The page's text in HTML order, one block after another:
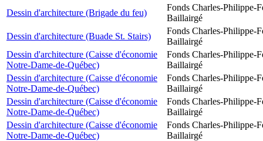
Dessin d'architecture (Brigade du feu)
Fonds Charles-Philippe-
Baillairgé
Dessin d'architecture (Buade St. Stairs)
Fonds Charles-Philippe-
Baillairgé
Dessin d'architecture (Caisse d'économie
Notre-Dame-de-Québec)
Fonds Charles-Philippe-
Baillairgé
Dessin d'architecture (Caisse d'économie
Notre-Dame-de-Québec)
Fonds Charles-Philippe-
Baillairgé
Dessin d'architecture (Caisse d'économie
Notre-Dame-de-Québec)
Fonds Charles-Philippe-
Baillairgé
Dessin d'architecture (Caisse d'économie
Notre-Dame-de-Québec)
Fonds Charles-Philippe-
Baillairgé